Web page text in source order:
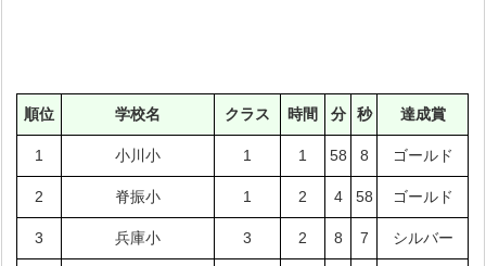
順位 学校名 クラス 時間 分 秒 達成賞
1 小川小 1 1 58 8 ゴールド
2 脊振小 1 2 4 58 ゴールド
3 兵庫小 3 2 8 7 シルバー